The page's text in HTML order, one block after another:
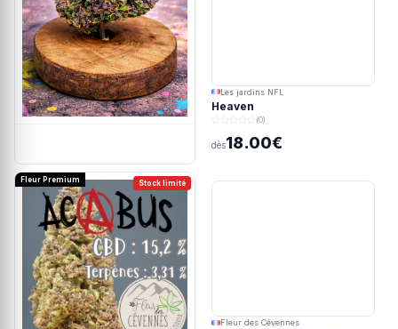
Les jardins NFL
Heaven
(0)
dès18.00€
Stock limité
Fleur Premium
Fleur des Cévennes